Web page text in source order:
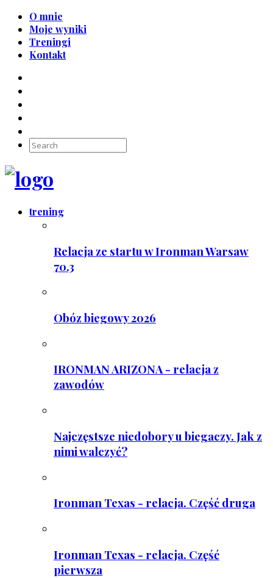
O mnie
Moje wyniki
Treningi
Kontakt
trening
Relacja ze startu w Ironman Warsaw
70.3
Obóz biegowy 2026
IRONMAN ARIZONA - relacja z
zawodów
Najczęstsze niedobory u biegaczy. Jak z
nimi walczyć?
Ironman Texas - relacja. Część druga
Ironman Texas - relacja. Część
pierwsza